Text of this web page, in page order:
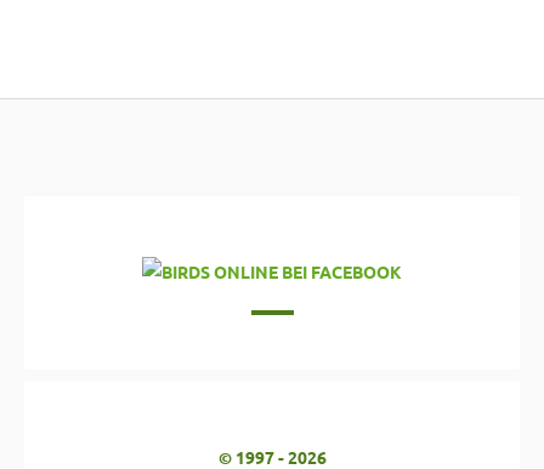
© 1997 - 2026